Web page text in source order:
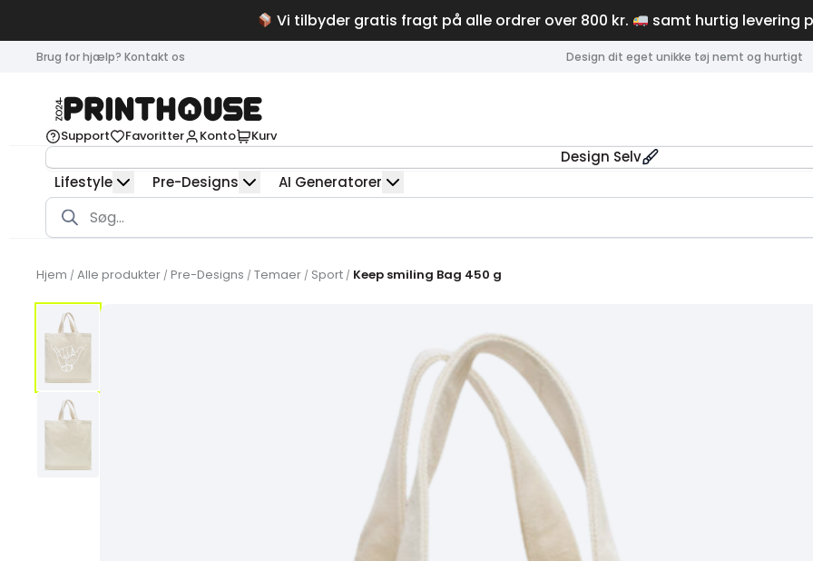
Vi tilbyder gratis fragt på alle ordrer over 800 kr. samt hurtig levering
Brug for hjælp? Kontakt os Design dit eget unikke tøj nemt og hurtigt
Support Favoritter Konto Kurv
Design Selv
Lifestyle
Pre-Designs AI Generatorer
Products
search
Hjem / Alle produkter / Pre-Designs / Temaer / Sport / Keep smiling Bag 450 g